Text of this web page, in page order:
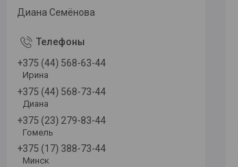
Диана Семёнова
+375 (44) 568-63-44
Ирина
+375 (44) 568-73-44
Диана
+375 (23) 279-83-44
Гомель
+375 (17) 388-73-44
Минск